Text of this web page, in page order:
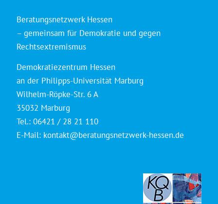
Beratungsnetzwerk Hessen
– gemeinsam für Demokratie und gegen
Rechtsextremismus
Demokratiezentrum Hessen
an der Philipps-Universität Marburg
Wilhelm-Röpke-Str. 6 A
35032 Marburg
Tel.: 06421 / 28 21 110
E-Mail: kontakt@beratungsnetzwerk-hessen.de